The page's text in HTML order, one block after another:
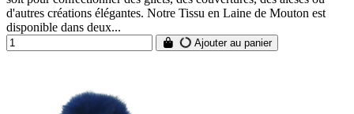
d'autres créations élégantes. Notre Tissu en Laine de Mouton est
disponible dans deux...
Ajouter au panier